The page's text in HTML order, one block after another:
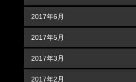
2017年6月
2017年5月
2017年3月
2017年2月